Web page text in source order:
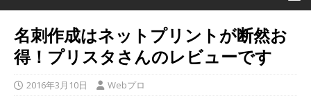
名刺作成はネットプリントが断然お
得！プリスタさんのレビューです
2016年3月10日 Webプロ